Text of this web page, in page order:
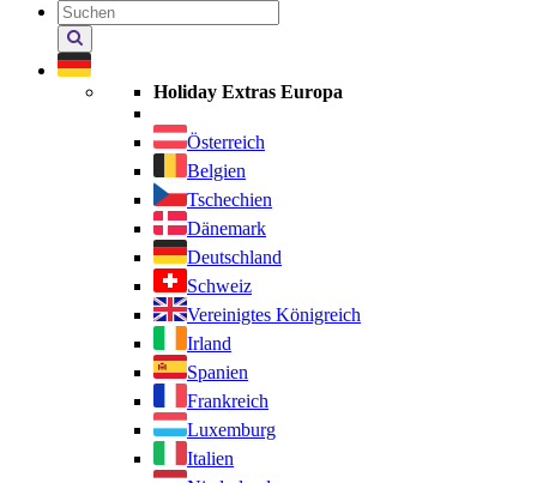
Holiday
Extras
durchsuchen
Holiday Extras Europa
Österreich
Belgien
Tschechien
Dänemark
Deutschland
Schweiz
Vereinigtes Königreich
Irland
Spanien
Frankreich
Luxemburg
Italien